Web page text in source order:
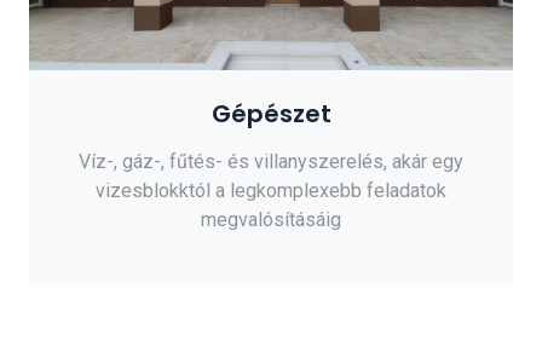
Gépészet
Víz-, gáz-, fűtés- és villanyszerelés, akár egy
vizesblokktól a legkomplexebb feladatok
megvalósításáig